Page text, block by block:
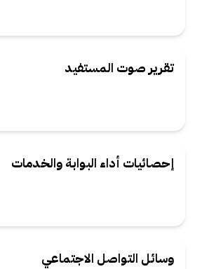
تقرير صوت المستفيد
إحصائيات أداء البوابة والخدمات
وسائل التواصل الاجتماعي